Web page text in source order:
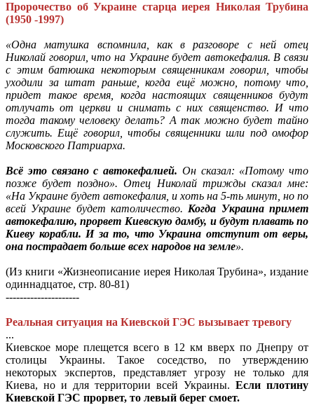
Пророчество об Украине старца иерея Николая Трубина
(1950 -1997)
«Одна матушка вспомнила, как в разговоре с ней отец
Николай говорил, что на Украине будет автокефалия. В связи
с этим батюшка некоторым священникам говорил, чтобы
уходили за штат раньше, когда ещё можно, потому что,
придет такое время, когда настоящих священников будут
отлучать от церкви и снимать с них священство. И что
тогда такому человеку делать? А так можно будет тайно
служить. Ещё говорил, чтобы священники шли под омофор
Московского Патриарха.
Всё это связано с автокефалией. Он сказал: «Потому что
позже будет поздно». Отец Николай трижды сказал мне:
«На Украине будет автокефалия, и хоть на 5-ть минут, но по
всей Украине будет католичество. Когда Украина примет
автокефалию, прорвет Киевскую дамбу, и будут плавать по
Киеву корабли. И за то, что Украина отступит от веры,
она пострадает больше всех народов на земле».
(Из книги «Жизнеописание иерея Николая Трубина», издание
одиннадцатое, стр. 80-81)
---------------------
Реальная ситуация на Киевской ГЭС вызывает тревогу
...
Киевское море плещется всего в 12 км вверх по Днепру от
столицы Украины. Такое соседство, по утверждению
некоторых экспертов, представляет угрозу не только для
Киева, но и для территории всей Украины. Если плотину
Киевской ГЭС прорвет, то левый берег смоет.